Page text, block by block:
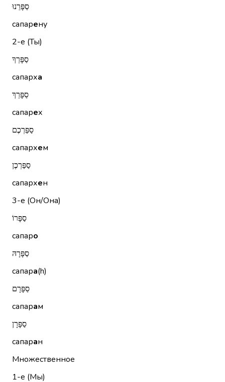
סַפָּרֵנוּ
сапарену
2-е (Ты)
סַפָּרְךָ
сапарха
סַפָּרֵךְ
сапарех
סַפַּרְכֶם
сапархем
סַפַּרְכֶן
сапархен
3-е (Он/Она)
סַפָּרוֹ
сапаро
סַפָּרָהּ
сапара(h)
סַפָּרָם
сапарам
סַפָּרָן
сапаран
Множественное
1-е (Мы)